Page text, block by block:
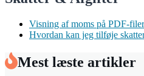
Visning af moms på PDF-
Hvordan kan jeg tilføje
Mest læste artikler